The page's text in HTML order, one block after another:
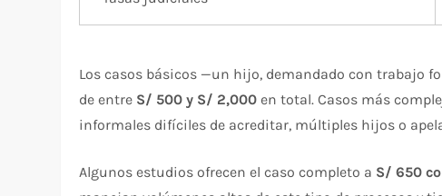
Los casos básicos —un hijo, demandado con trabajo
de entre S/ 500 y S/ 2,000 en total. Casos más
informales difíciles de acreditar, múltiples hijos o
Algunos estudios ofrecen el caso completo a S/ 650